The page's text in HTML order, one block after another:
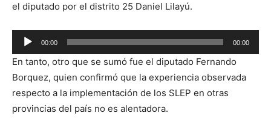
el diputado por el distrito 25 Daniel Lilayú.
Reproductor
de
audio
00:00 00:00
En tanto, otro que se sumó fue el diputado Fernando
Borquez, quien confirmó que la experiencia observada
respecto a la implementación de los SLEP en otras
provincias del país no es alentadora.